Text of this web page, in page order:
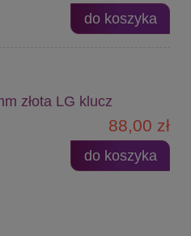
do koszyka
złota LG klucz
88,00 zł
do koszyka